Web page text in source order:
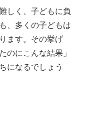
しく、子どもに負
、多くの子どもは
ます。その挙げ
のにこんな結果」
になるでしょう